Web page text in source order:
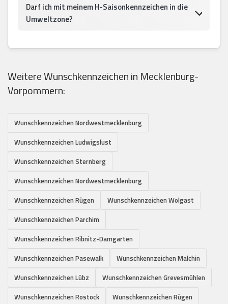
Darf ich mit meinem H-Saisonkennzeichen in die
Umweltzone?
Weitere Wunschkennzeichen in Mecklenburg-
Vorpommern:
Wunschkennzeichen Nordwestmecklenburg
Wunschkennzeichen Ludwigslust
Wunschkennzeichen Sternberg
Wunschkennzeichen Nordwestmecklenburg
Wunschkennzeichen Rügen
Wunschkennzeichen Wolgast
Wunschkennzeichen Parchim
Wunschkennzeichen Ribnitz-Damgarten
Wunschkennzeichen Pasewalk
Wunschkennzeichen Malchin
Wunschkennzeichen Lübz
Wunschkennzeichen Grevesmühlen
Wunschkennzeichen Rostock
Wunschkennzeichen Rügen